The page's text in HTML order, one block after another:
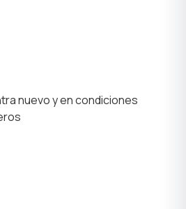
nuevo y en condiciones